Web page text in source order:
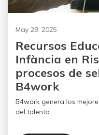
May 29, 2025
Recursos
Infància en
procesos de
B4work
B4work genera los
del talento...